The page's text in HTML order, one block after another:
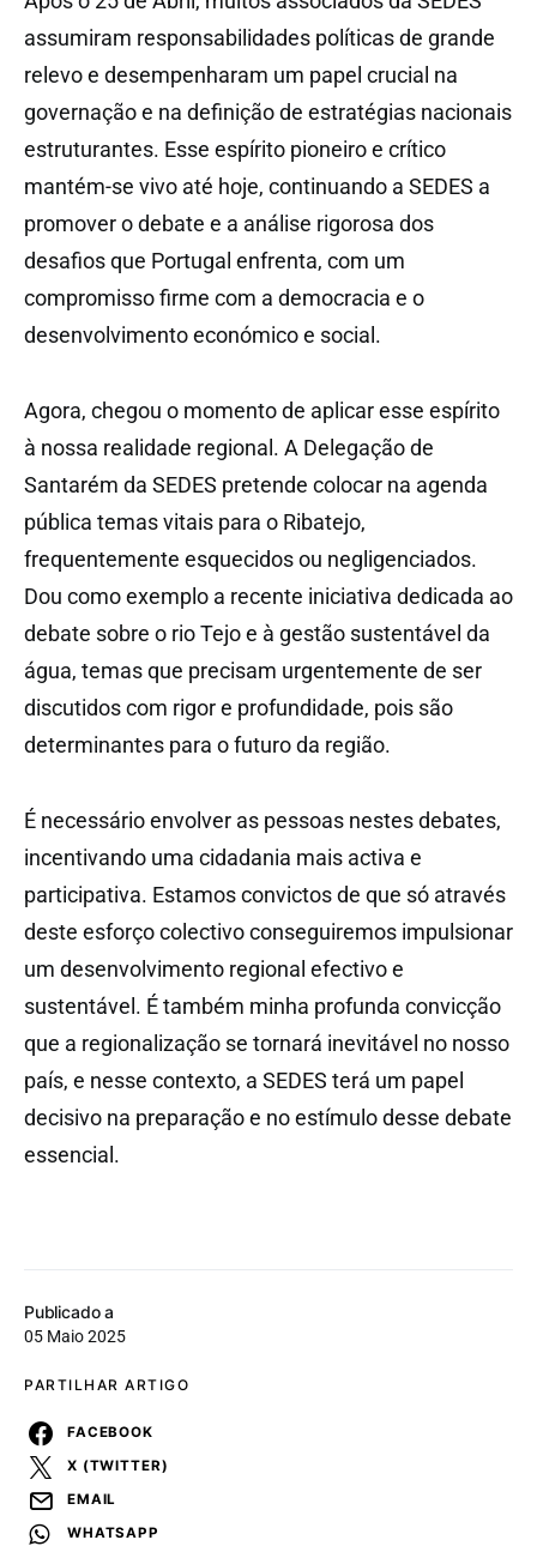
Publicado a
05 Maio 2025
PARTILHAR ARTIGO
FACEBOOK
X (TWITTER)
EMAIL
WHATSAPP
assumiram responsabilidades políticas de grande
relevo e desempenharam um papel crucial na
governação e na definição de estratégias nacionais
estruturantes. Esse espírito pioneiro e crítico
mantém-se vivo até hoje, continuando a SEDES a
promover o debate e a análise rigorosa dos
desafios que Portugal enfrenta, com um
compromisso firme com a democracia e o
desenvolvimento económico e social.
Agora, chegou o momento de aplicar esse espírito
à nossa realidade regional. A Delegação de
Santarém da SEDES pretende colocar na agenda
pública temas vitais para o Ribatejo,
frequentemente esquecidos ou negligenciados.
Dou como exemplo a recente iniciativa dedicada ao
debate sobre o rio Tejo e à gestão sustentável da
água, temas que precisam urgentemente de ser
discutidos com rigor e profundidade, pois são
determinantes para o futuro da região.
É necessário envolver as pessoas nestes debates,
incentivando uma cidadania mais activa e
participativa. Estamos convictos de que só através
deste esforço colectivo conseguiremos impulsionar
um desenvolvimento regional efectivo e
sustentável. É também minha profunda convicção
que a regionalização se tornará inevitável no nosso
país, e nesse contexto, a SEDES terá um papel
decisivo na preparação e no estímulo desse debate
essencial.